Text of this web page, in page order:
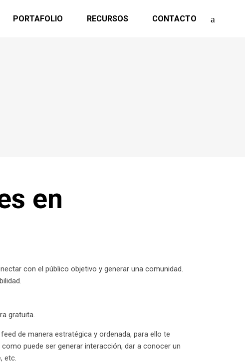
PORTAFOLIO RECURSOS CONTACTO
en
con el público objetivo y generar una comunidad.
gratuita.
de manera estratégica y ordenada, para ello te
puede ser generar interacción, dar a conocer un
etc.